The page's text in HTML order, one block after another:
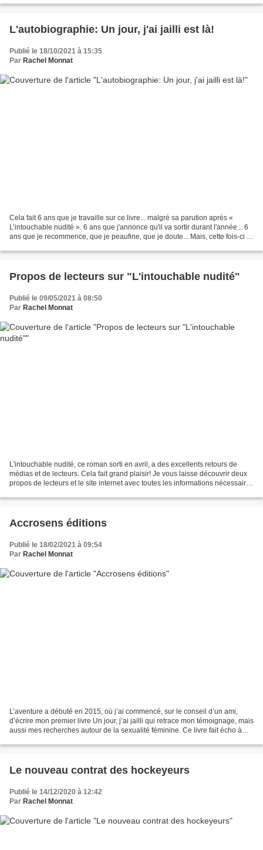
L'autobiographie: Un jour, j'ai jailli est là!
Publié le 18/10/2021 à 15:35
Par Rachel Monnat
Cela fait 6 ans que je travaille sur ce livre... malgré sa parution après «
L’intouchable nudité ». 6 ans que j'annonce qu'il va sortir durant l'année... 6
ans que je recommence, que je peaufine, que je doute... Mais, cette fois-ci le
Propos de lecteurs sur "L'intouchable nudité"
Publié le 09/05/2021 à 08:50
Par Rachel Monnat
L'intouchable nudité, ce roman sorti en avril, a des excellents retours de
médias et de lecteurs. Cela fait grand plaisir! Je vous laisse découvrir deux
propos de lecteurs et le site internet avec toutes les informations nécessaires
Accrosens éditions
Publié le 18/02/2021 à 09:54
Par Rachel Monnat
L’aventure a débuté en 2015, où j’ai commencé, sur le conseil d’un ami,
d’écrire mon premier livre Un jour, j’ai jailli qui retrace mon témoignage, mais
aussi mes recherches autour de la sexualité féminine. Ce livre fait écho à
Le nouveau contrat des hockeyeurs
Publié le 14/12/2020 à 12:42
Par Rachel Monnat